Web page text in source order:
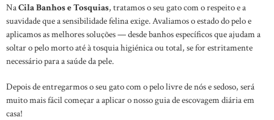
NaCila Banhos e Tosquias, tratamos o seu gato com o respeito e a
suavidade que a sensibilidade felina exige. Avaliamos o estado do pelo e
aplicamos as melhores soluções — desde banhos específicos que ajudam a
soltar o pelo morto até à tosquia higiénica ou total, se for estritamente
necessário para a saúde da pele.
Depois de entregarmos o seu gato com o pelo livre de nós e sedoso, será
muito mais fácil começar a aplicar o nosso guia de escovagem diária em
casa!